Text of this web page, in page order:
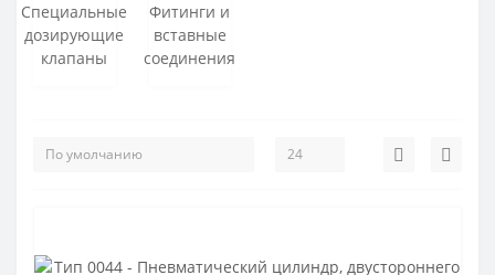
Специальные
дозирующие
клапаны
Фитинги и
вставные
соединения